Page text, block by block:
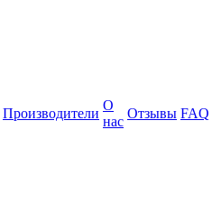
Производители
О
нас
Отзывы FAQ